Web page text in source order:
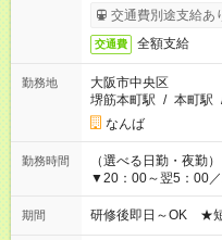
＃日収1万円以上
交通費別途支給あ
交通費 全額支給
勤務地
大阪市中央区
堺筋本町駅 / 本町駅
なんば
勤務時間
（選べる日勤・夜
▼20：00～翌5：00
期間 研修後即日～OK ★